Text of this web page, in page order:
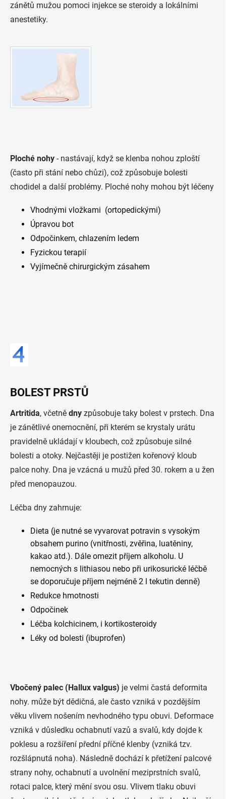
zánětů mužou pomoci injekce se steroidy a lokálními
anestetiky.
Ploché nohy - nastávají, když se klenba nohou zploští
(často při stání nebo chůzi), což způsobuje bolesti
chodidel a další problémy. Ploché nohy mohou být léčeny
Vhodnými vložkami (ortopedickými)
Úpravou bot
Odpočinkem, chlazením ledem
Fyzickou terapií
Vyjímečně chirurgickým zásahem
BOLEST PRSTŮ
Artritida, včetně dny způsobuje taky bolest v prstech. Dna
je zánětlivé onemocnění, při kterém se krystaly urátu
pravidelně ukládají v kloubech, což způsobuje silné
bolesti a otoky. Nejčastěji je postižen kořenový kloub
palce nohy. Dna je vzácná u mužů před 30. rokem a u žen
před menopauzou.
Léčba dny zahrnuje:
Dieta (je nutné se vyvarovat potravin s vysokým
obsahem purino (vnitřnosti, zvěřina, luatěniny,
kakao atd.). Dále omezit příjem alkoholu. U
nemocných s lithiasou nebo při urikosurické léčbě
se doporučuje příjem nejméně 2 l tekutin denně)
Redukce hmotnosti
Odpočinek
Léčba kolchicinem, i kortikosteroidy
Léky od bolesti (ibuprofen)
Vbočený palec (Hallux valgus) je velmi častá deformita
nohy. může být dědičná, ale často vzniká v pozdějším
věku vlivem nošením nevhodného typu obuvi. Deformace
vzniká v důsledku ochabnutí vazů a svalů, kdy dojde k
poklesu a rozšíření přední příčné klenby (vzniká tzv.
rozšlápnutá noha). Následně dochází k přetížení palcové
strany nohy, ochabnutí a uvolnění meziprstních svalů,
rotaci palce, který mění svou osu. Vlivem tlaku obuvi